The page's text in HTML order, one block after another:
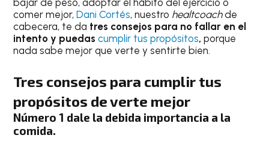
comer mejor,Dani Cortés, nuestro healtcoachde
cabecera, te da tres consejos para no fallar en el
intento y puedascumplir tus propósitos,porque
nada sabe mejor que verte y sentirte bien.
Tres consejos para cumplir tus
propósitos de verte mejor
Número 1 dale la debida importancia a la
comida.